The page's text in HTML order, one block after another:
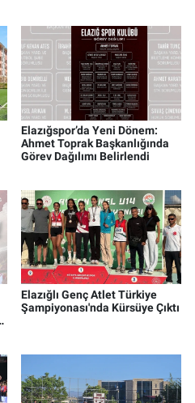
Elazığspor’da Yeni Dönem:
Ahmet Toprak Başkanlığında
Görev Dağılımı Belirlendi
Elazığlı Genç Atlet Türkiye
Şampiyonası'nda Kürsüye Çıktı